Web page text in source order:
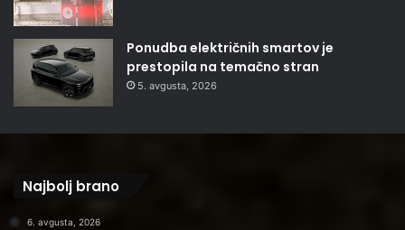
Ponudba električnih smartov je
prestopila na temačno stran
5. avgusta, 2026
Najbolj brano
6. avgusta, 2026